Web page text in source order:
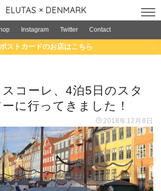
ELUTAS × DENMARK
Instagram Twitter Contact
ポストカードのお店はこちら
コーレ、4泊5日のスタ
に行ってきました！
2018年12月8日